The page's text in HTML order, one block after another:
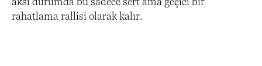
rahatlama rallisi olarak kalır.